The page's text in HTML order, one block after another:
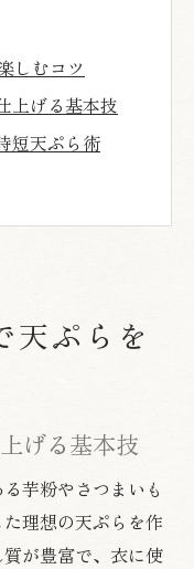
しむコツ
上げる基本技
短天ぷら術
らコツ
リッと揚げる方
活用のポイント
の魅力と工夫
味を引き出すコ
天ぷらを
げる基本技
芋粉やさつまいも
理想の天ぷらを作
が豊富で、衣に使